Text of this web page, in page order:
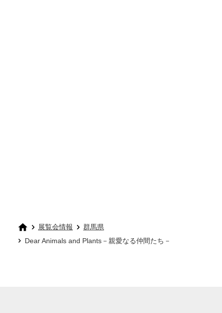
展覧会情報
群馬県
Dear Animals and Plants－親愛なる仲間たち－